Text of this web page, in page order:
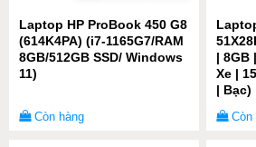
Laptop HP ProBook 450 G8
(614K4PA) (i7-1165G7/RAM
8GB/512GB SSD/ Windows
11)
Còn hàng
| 8GB
Xe |
| Bạc)
Còn